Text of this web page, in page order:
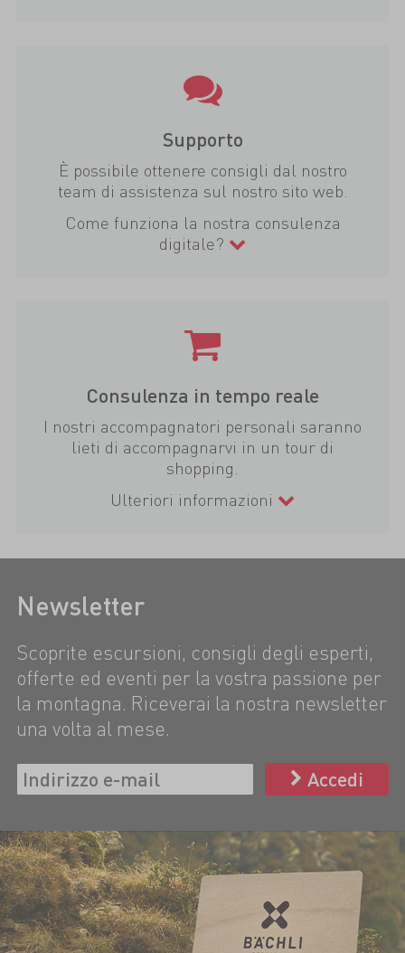
Supporto
È possibile ottenere consigli dal nostro
team di assistenza sul nostro sito web.
Come funziona la nostra consulenza
digitale?
Consulenza in tempo reale
I nostri accompagnatori personali saranno
lieti di accompagnarvi in un tour di
shopping.
Ulteriori informazioni
Newsletter
Scoprite escursioni, consigli degli esperti,
offerte ed eventi per la vostra passione per
la montagna. Riceverai la nostra newsletter
una volta al mese.
Accedi